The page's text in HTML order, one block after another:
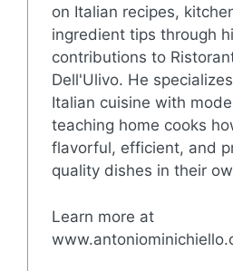
on Italian recipes,
ingredient tips through
contributions to
Dell'Ulivo. He
Italian cuisine with
teaching home cooks
flavorful, efficient, and
quality dishes in their
Learn more at